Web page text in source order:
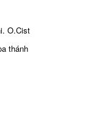
O.Cist
thánh